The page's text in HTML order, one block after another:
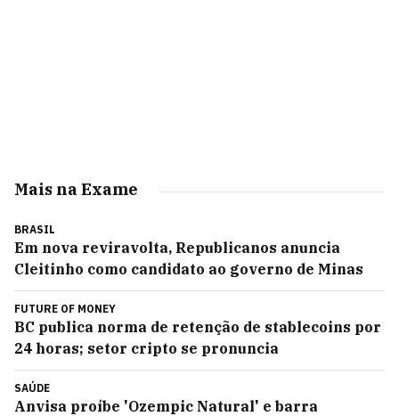
Mais na Exame
BRASIL
Em nova reviravolta, Republicanos anuncia
Cleitinho como candidato ao governo de Minas
FUTURE OF MONEY
BC publica norma de retenção de stablecoins por
24 horas; setor cripto se pronuncia
SAÚDE
Anvisa proíbe 'Ozempic Natural' e barra